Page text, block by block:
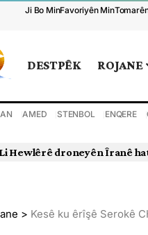
Ji Bo MinFavoriyên Min
DESTPÊK ROJANE
AMED STENBOL ENQERE
Li Hewlêrê droneyên Îranê
> Kesê ku êrîşê Serokê